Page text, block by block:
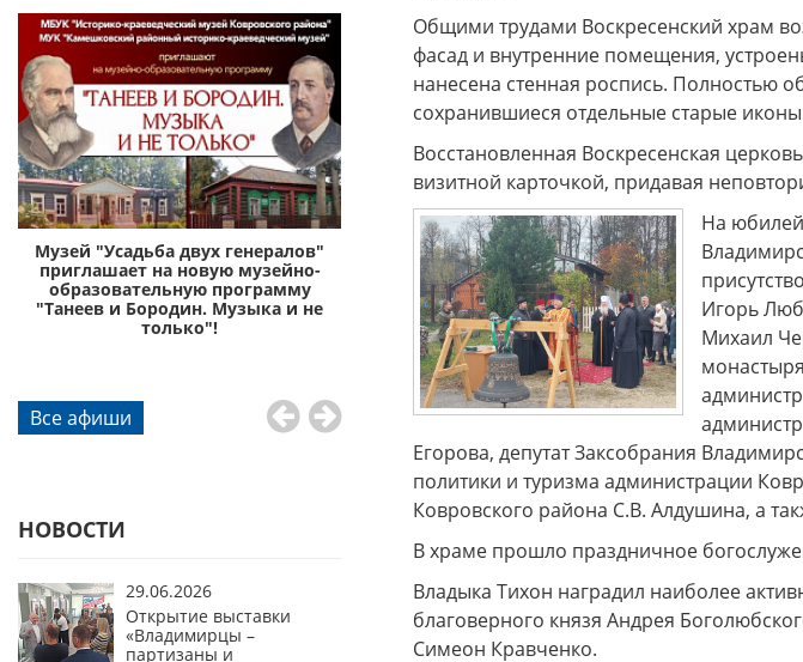
Музей "Усадьба двух генералов"
приглашает на новую музейно-
образовательную программу
"Танеев и Бородин. Музыка и не
только"!
Музей «Усадьба двух генералов»
приглашает отправиться в эпоху
князей Пожарских
Музей
музейно-
программу
Все афиши
НОВОСТИ
29.06.2026
Открытие выставки
«Владимирцы –
партизаны и
Общими трудами Воскресенский храм
фасад и внутренние помещения,
нанесена стенная роспись. Полностью
сохранившиеся отдельные старые
Восстановленная Воскресенская
визитной карточкой, придавая
На
Игорь
Михаил
Егорова, депутат Заксобрания
политики и туризма администрации
Ковровского района С.В. Алдушина, а
В храме прошло праздничное
Владыка Тихон наградил наиболее
благоверного князя Андрея
Симеон Кравченко.